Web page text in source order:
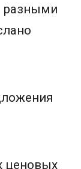
разными
ценовых